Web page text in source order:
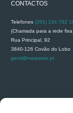
CONTACTOS
Telefones(351) 234 782
(Chamada para a rede
Rua Principal, 92
3840-126 Covão do Lobo
geral@marpeixe.pt